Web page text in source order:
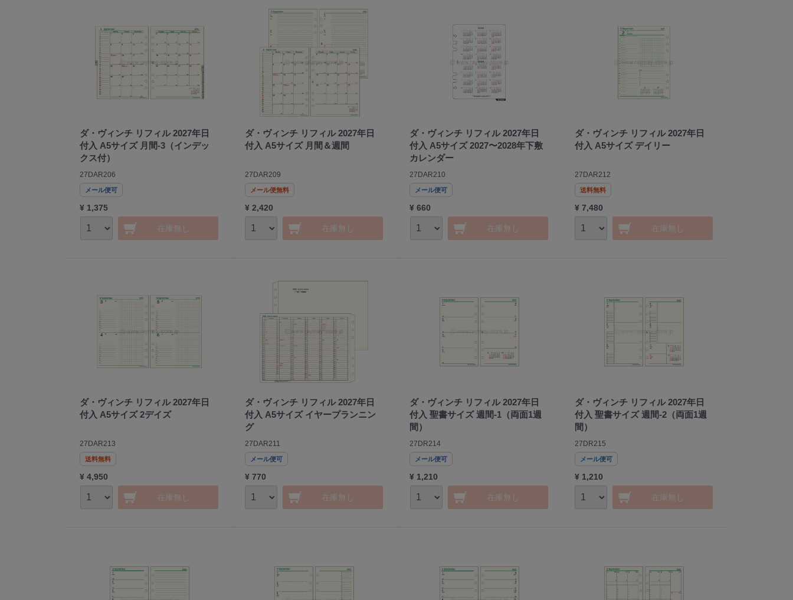
ダ・ヴィンチ リフィル 2027年日
付入 A5サイズ 月間-3（インデッ
クス付）
27DAR206
メール便可
¥ 1,375
在庫無し
ダ・ヴィンチ リフィル 2027年日
付入 A5サイズ 月間＆週間
27DAR209
メール便無料
¥ 2,420
在庫無し
ダ・ヴィンチ リフィル 2027年日
付入 A5サイズ 2027〜2028年下敷
カレンダー
27DAR210
メール便可
¥ 660
在庫無し
ダ・ヴィンチ リフィル 2027年日
付入 A5サイズ デイリー
27DAR212
送料無料
¥ 7,480
在庫無し
ダ・ヴィンチ リフィル 2027年日
付入 A5サイズ 2デイズ
27DAR213
送料無料
¥ 4,950
在庫無し
ダ・ヴィンチ リフィル 2027年日
付入 A5サイズ イヤープランニン
グ
27DAR211
メール便可
¥ 770
在庫無し
ダ・ヴィンチ リフィル 2027年日
付入 聖書サイズ 週間-1（両面1週
間）
27DR214
メール便可
¥ 1,210
在庫無し
ダ・ヴィンチ リフィル 2027年日
付入 聖書サイズ 週間-2（両面1週
間）
27DR215
メール便可
¥ 1,210
在庫無し